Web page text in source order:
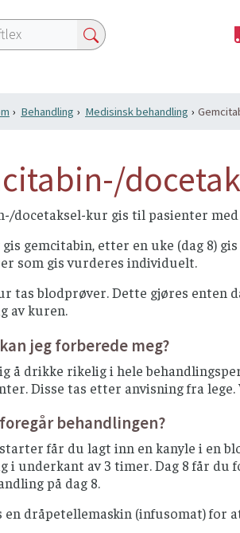
Behandling Medisinsk behandling
docetaksel-kur gis til pasienter
gis gemcitabin, etter en uke (dag 8)
som gis vurderes individuelt.
tas blodprøver. Dette gjøres enten
av kuren.
jeg forberede meg?
å drikke rikelig i hele
Disse tas etter anvisning fra
behandlingen?
får du lagt inn en kanyle i en
i underkant av 3 timer. Dag 8 får du
på dag 8.
en dråpetellemaskin (infusomat) for